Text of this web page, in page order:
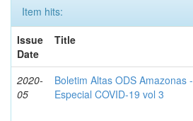
Item hits:
Issue
Date
Title
2020-
05
Boletim Altas ODS Amazonas -
Especial COVID-19 vol 3